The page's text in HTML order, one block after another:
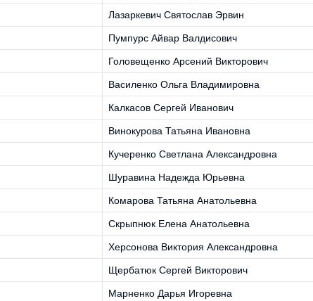
Лазаркевич Святослав Эрвин
Пумпурс Айвар Валдисович
Головещенко Арсений Викторович
Василенко Ольга Владимировна
Калкасов Сергей Иванович
Винокурова Татьяна Ивановна
Кучеренко Светлана Александровна
Шуравина Надежда Юрьевна
Комарова Татьяна Анатольевна
Скрыпнюк Елена Анатольевна
Херсонова Виктория Александровна
Щербатюк Сергей Викторович
Марненко Дарья Игоревна